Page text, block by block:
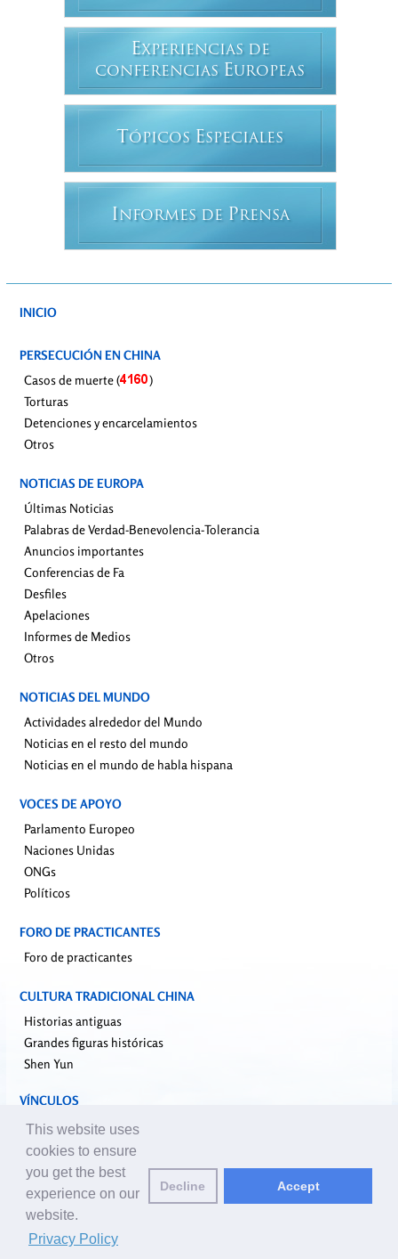
EXPERIENCIAS DE
CONFERENCIAS EUROPEAS
T ÓPICOS ESPECIALES
INFORMES DE PRENSA
INICIO
PERSECUCIÓN EN CHINA
Casos de muerte (
)
Torturas
Detenciones y encarcelamientos
Otros
NOTICIAS DE EUROPA
Últimas Noticias
Palabras de Verdad-Benevolencia-Tolerancia
Anuncios importantes
Conferencias de Fa
Desfiles
Apelaciones
Informes de Medios
Otros
NOTICIAS DEL MUNDO
Actividades alrededor del Mundo
Noticias en el resto del mundo
Noticias en el mundo de habla hispana
VOCES DE APOYO
Parlamento Europeo
Naciones Unidas
ONGs
Políticos
FORO DE PRACTICANTES
Foro de practicantes
CULTURA TRADICIONAL CHINA
Historias antiguas
Grandes figuras históricas
Shen Yun
VÍNCULOS
falundafa.org
faluninfo.net
minghui.org
pureinsight.org
Correo de editores:
This website uses
cookies to ensure
you get the best
experience on our
website.
Privacy Policy
Decline Accept